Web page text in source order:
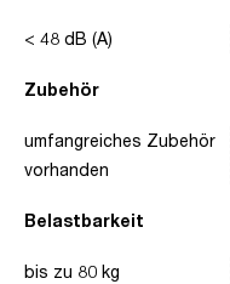
Zubehör
Belastbarkeit
< 48 dB (A)
umfangreiches Zubehör
vorhanden
bis zu 80 kg